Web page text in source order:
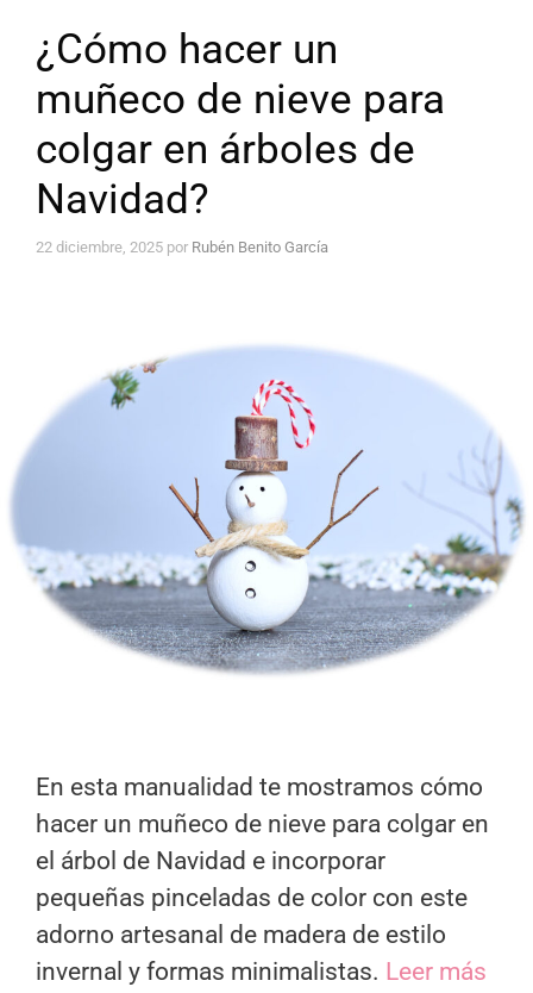
¿Cómo hacer un
muñeco de nieve para
colgar en árboles de
Navidad?
22 diciembre, 2025 por Rubén Benito García
En esta manualidad te mostramos cómo
hacer un muñeco de nieve para colgar en
el árbol de Navidad e incorporar
pequeñas pinceladas de color con este
adorno artesanal de madera de estilo
invernal y formas minimalistas. Leer más